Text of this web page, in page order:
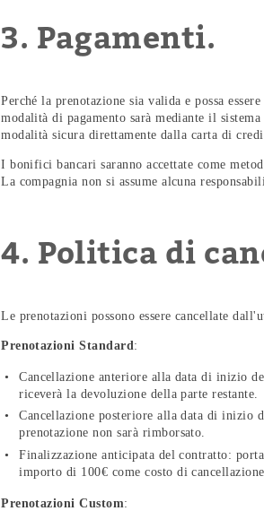
3. Pagamenti.
Perché la prenotazione sia valida e possa
modalità di pagamento sarà mediante il
modalità sicura direttamente dalla carta di
I bonifici bancari saranno accettate come
La compagnia non si assume alcuna
4. Politica di
Le prenotazioni possono essere cancellate
Prenotazioni Standard:
Cancellazione anteriore alla data di inizio
riceverà la devoluzione della parte restante.
Cancellazione posteriore alla data di inizio
prenotazione non sarà rimborsato.
Finalizzazione anticipata del contratto:
importo di 100€ come costo di
Prenotazioni Custom: